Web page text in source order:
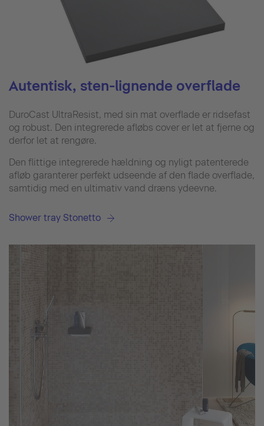
Autentisk, sten-lignende overflade
DuroCast UltraResist, med sin mat overflade er ridsefast
og robust. Den integrerede afløbs cover er let at fjerne og
derfor let at rengøre.
Den flittige integrerede hældning og nyligt patenterede
afløb garanterer perfekt udseende af den flade overflade,
samtidig med en ultimativ vand dræns ydeevne.
Shower tray Stonetto